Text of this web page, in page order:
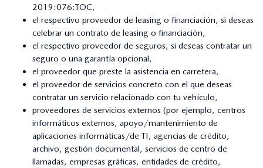
2019:076:TOC,
el respectivo proveedor de leasing o financiación, si deseas
celebrar un contrato de leasing o financiación,
el respectivo proveedor de seguros, si deseas contratar un
seguro o una garantía opcional,
el proveedor que preste la asistencia en carretera,
el proveedor de servicios concreto con el que deseas
contratar un servicio relacionado con tu vehículo,
proveedores de servicios externos (por ejemplo, centros
informáticos externos, apoyo/mantenimiento de
aplicaciones informáticas/de TI, agencias de crédito,
archivo, gestión documental, servicios de centro de
llamadas, empresas gráficas, entidades de crédito,